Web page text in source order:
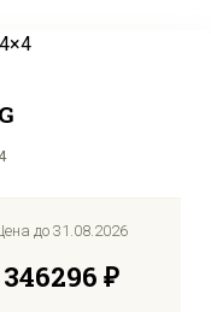
до 31.08.2026
346296 ₽